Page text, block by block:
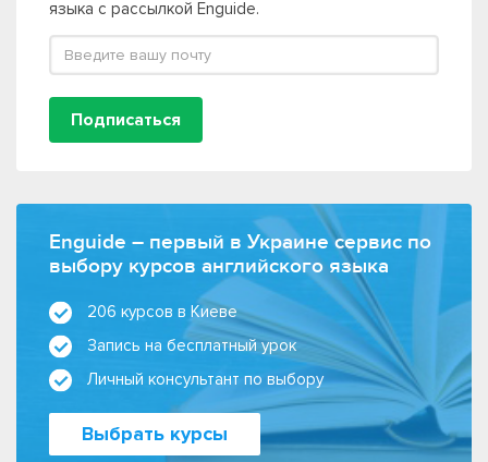
языка с рассылкой Enguide.
Подписаться
Enguide – первый в Украине сервис по
выбору курсов английского языка
206 курсов в Киеве
Запись на бесплатный урок
Личный консультант по выбору
Выбрать курсы